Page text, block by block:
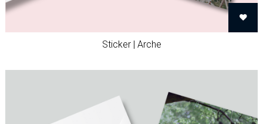
Sticker | Arche